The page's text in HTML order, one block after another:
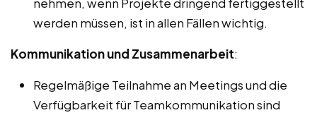
werden müssen, ist in allen Fällen wichtig.
Kommunikation und Zusammenarbeit:
Regelmäßige Teilnahme an Meetings und die
Verfügbarkeit für Teamkommunikation sind